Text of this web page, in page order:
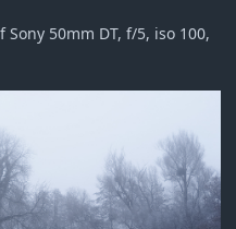
50mm DT, f/5, iso 100,